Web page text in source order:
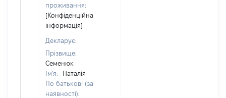
проживання:
[Конфіденційна
інформація]
Декларує:
Прізвище:
Семенюк
Ім'я:
Наталія
По батькові (за
наявності):